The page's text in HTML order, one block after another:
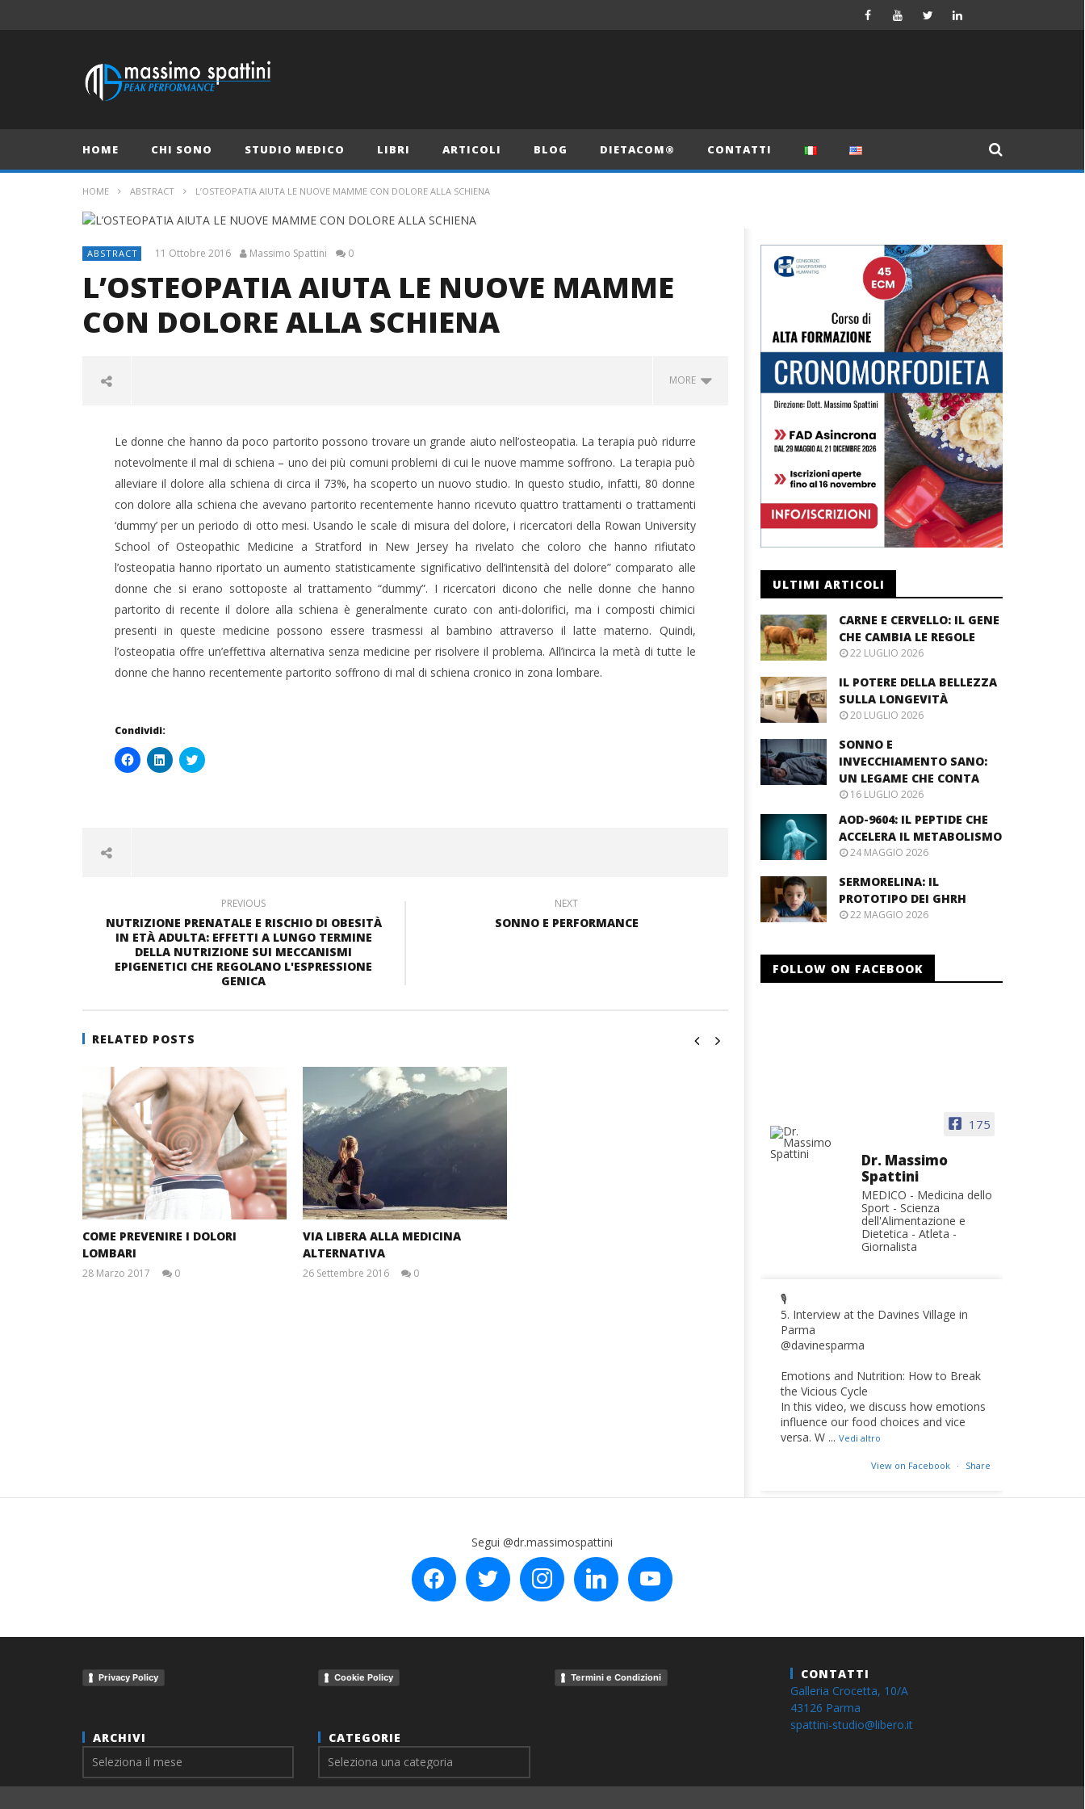
HOME CHI SONO STUDIO MEDICO LIBRI ARTICOLI BLOG DIETACOM® CONTATTI
HOME ABSTRACT L’OSTEOPATIA AIUTA LE NUOVE MAMME CON DOLORE ALLA SCHIENA
ABSTRACT 11 Ottobre 2016 Massimo Spattini 0
L’OSTEOPATIA AIUTA LE NUOVE MAMME
CON DOLORE ALLA SCHIENA
MORE
NOW VIEWING
L’OSTEOPATIA AIUTA LE
NUOVE MAMME CON DOLORE
ALLA SCHIENA
11
Ottobre
2016
Massimo
CARNE E CERVELLO: IL GENE
CHE CAMBIA LE REGOLE
11
Ottobre
Massimo
IL POTERE DELLA BELLEZZA
SULLA LONGEVITÀ
11
Ottobre
Massimo
Le donne che hanno da poco partorito possono trovare un grande aiuto nell’osteopatia. La terapia può ridurre
notevolmente il mal di schiena – uno dei più comuni problemi di cui le nuove mamme soffrono. La terapia può
alleviare il dolore alla schiena di circa il 73%, ha scoperto un nuovo studio. In questo studio, infatti, 80 donne
con dolore alla schiena che avevano partorito recentemente hanno ricevuto quattro trattamenti o trattamenti
‘dummy’ per un periodo di otto mesi. Usando le scale di misura del dolore, i ricercatori della Rowan University
School of Osteopathic Medicine a Stratford in New Jersey ha rivelato che coloro che hanno rifiutato
l’osteopatia hanno riportato un aumento statisticamente significativo dell’intensità del dolore” comparato alle
donne che si erano sottoposte al trattamento “dummy”. I ricercatori dicono che nelle donne che hanno
partorito di recente il dolore alla schiena è generalmente curato con anti-dolorifici, ma i composti chimici
presenti in queste medicine possono essere trasmessi al bambino attraverso il latte materno. Quindi,
l’osteopatia offre un’effettiva alternativa senza medicine per risolvere il problema. All’incirca la metà di tutte le
donne che hanno recentemente partorito soffrono di mal di schiena cronico in zona lombare.
Condividi:
Fai
clic
Fai
clic
Click
to
PREVIOUS
NUTRIZIONE PRENATALE E RISCHIO DI OBESITÀ
IN ETÀ ADULTA: EFFETTI A LUNGO TERMINE
DELLA NUTRIZIONE SUI MECCANISMI
EPIGENETICI CHE REGOLANO L'ESPRESSIONE
GENICA
NEXT
SONNO E PERFORMANCE
RELATED POSTS
COME PREVENIRE I DOLORI
LOMBARI
28 Marzo 2017
0
VIA LIBERA ALLA MEDICINA
ALTERNATIVA
26 Settembre 2016
0
ULTIMI ARTICOLI
CARNE E CERVELLO: IL GENE
CHE CAMBIA LE REGOLE
22 LUGLIO 2026
IL POTERE DELLA BELLEZZA
SULLA LONGEVITÀ
20 LUGLIO 2026
SONNO E
INVECCHIAMENTO SANO:
UN LEGAME CHE CONTA
16 LUGLIO 2026
AOD-9604: IL PEPTIDE CHE
ACCELERA IL METABOLISMO
24 MAGGIO 2026
SERMORELINA: IL
PROTOTIPO DEI GHRH
22 MAGGIO 2026
FOLLOW ON FACEBOOK
175
Dr. Massimo
Spattini
MEDICO - Medicina dello
Sport - Scienza
dell'Alimentazione e
Dietetica - Atleta -
Giornalista
🎙️
5. Interview at the Davines Village in
Parma
@davinesparma
Emotions and Nutrition: How to Break
the Vicious Cycle
In this video, we discuss how emotions
influence our food choices and vice
versa. W ... Vedi altro
View on Facebook · Share
Segui @dr.massimospattini
facebook
twitter instagram linkedin youtube
Privacy Policy Cookie Policy Termini e Condizioni
CONTATTI
Galleria Crocetta, 10/A
43126 Parma
spattini-studio@libero.it
ARCHIVI
Archivi
CATEGORIE